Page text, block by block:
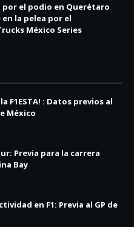
por el podio en Querétaro
la pelea por el
México Series
F1ESTA! : Datos previos al
México
Previa para la carrera
Bay
en F1: Previa al GP de